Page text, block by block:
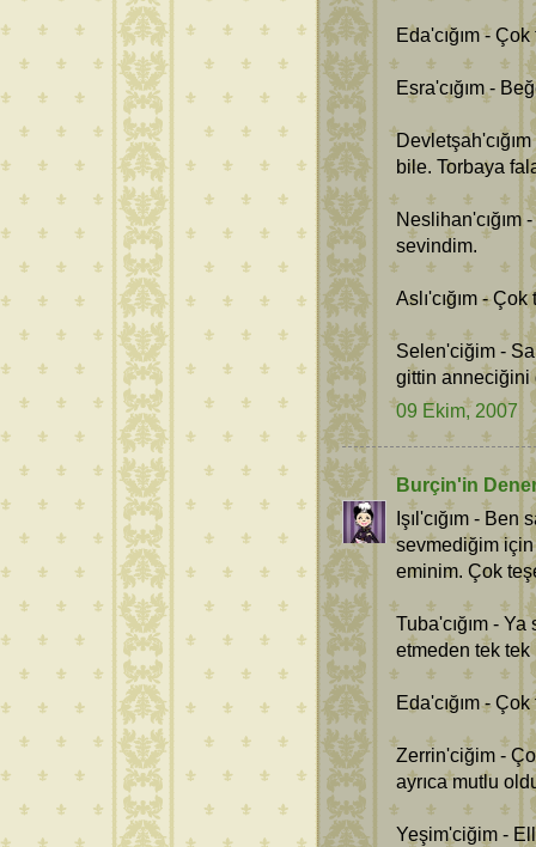
Eda'cığım -
Esra'cığım -
bile. Torbaya
Neslihan'cığım
sevindim.
Aslı'cığım -
Selen'ciğim -
gittin anneciğini
09 Ekim, 2007
Burçin'in
Işıl'cığım -
sevmediğim
eminim. Çok
Tuba'cığım -
etmeden tek tek
Eda'cığım -
Zerrin'ciğim -
ayrıca mutlu
Yeşim'ciğim -